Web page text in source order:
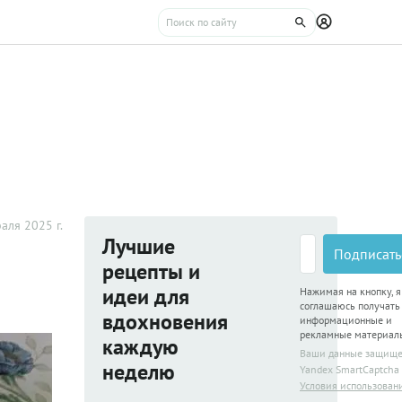
2025 г.
Лучшие
рецепты и
идеи для
вдохновения
каждую
неделю
Нажимая на кнопку, я
соглашаюсь получать
информационные и
рекламные
Ваши данные
Yandex SmartCaptcha
Условия